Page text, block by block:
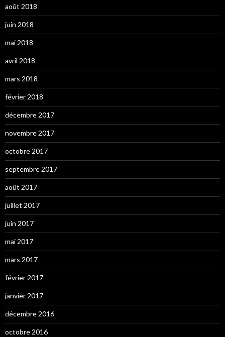
août 2018
juin 2018
mai 2018
avril 2018
mars 2018
février 2018
décembre 2017
novembre 2017
octobre 2017
septembre 2017
août 2017
juillet 2017
juin 2017
mai 2017
mars 2017
février 2017
janvier 2017
décembre 2016
octobre 2016